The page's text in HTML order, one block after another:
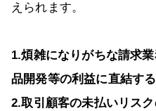
えられます。
1.煩雑になりがちな請求
品開発等の利益に直結す
2.取引顧客の未払いリス